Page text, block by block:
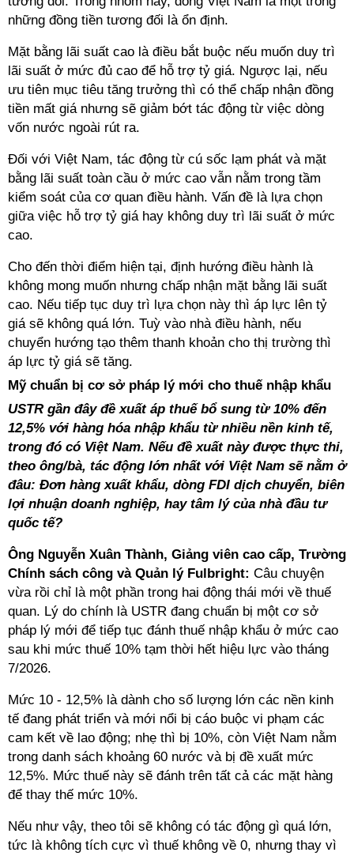
những đồng tiền tương đối là ổn định.
Mặt bằng lãi suất cao là điều bắt buộc nếu muốn duy trì
lãi suất ở mức đủ cao để hỗ trợ tỷ giá. Ngược lại, nếu
ưu tiên mục tiêu tăng trưởng thì có thể chấp nhận đồng
tiền mất giá nhưng sẽ giảm bớt tác động từ việc dòng
vốn nước ngoài rút ra.
Đối với Việt Nam, tác động từ cú sốc lạm phát và mặt
bằng lãi suất toàn cầu ở mức cao vẫn nằm trong tầm
kiểm soát của cơ quan điều hành. Vấn đề là lựa chọn
giữa việc hỗ trợ tỷ giá hay không duy trì lãi suất ở mức
cao.
Cho đến thời điểm hiện tại, định hướng điều hành là
không mong muốn nhưng chấp nhận mặt bằng lãi suất
cao. Nếu tiếp tục duy trì lựa chọn này thì áp lực lên tỷ
giá sẽ không quá lớn. Tuỳ vào nhà điều hành, nếu
chuyển hướng tạo thêm thanh khoản cho thị trường thì
áp lực tỷ giá sẽ tăng.
Mỹ chuẩn bị cơ sở pháp lý mới cho thuế nhập khẩu
USTR gần đây đề xuất áp thuế bổ sung từ 10% đến
12,5% với hàng hóa nhập khẩu từ nhiều nền kinh tế,
trong đó có Việt Nam. Nếu đề xuất này được thực thi,
theo ông/bà, tác động lớn nhất với Việt Nam sẽ nằm ở
đâu: Đơn hàng xuất khẩu, dòng FDI dịch chuyển, biên
lợi nhuận doanh nghiệp, hay tâm lý của nhà đầu tư
quốc tế?
Ông Nguyễn Xuân Thành, Giảng viên cao cấp, Trường
Chính sách công và Quản lý Fulbright: Câu chuyện
vừa rồi chỉ là một phần trong hai động thái mới về thuế
quan. Lý do chính là USTR đang chuẩn bị một cơ sở
pháp lý mới để tiếp tục đánh thuế nhập khẩu ở mức cao
sau khi mức thuế 10% tạm thời hết hiệu lực vào tháng
7/2026.
Mức 10 - 12,5% là dành cho số lượng lớn các nền kinh
tế đang phát triển và mới nổi bị cáo buộc vi phạm các
cam kết về lao động; nhẹ thì bị 10%, còn Việt Nam nằm
trong danh sách khoảng 60 nước và bị đề xuất mức
12,5%. Mức thuế này sẽ đánh trên tất cả các mặt hàng
để thay thế mức 10%.
Nếu như vậy, theo tôi sẽ không có tác động gì quá lớn,
tức là không tích cực vì thuế không về 0, nhưng thay vì